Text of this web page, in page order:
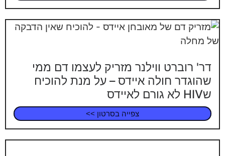
דר' רוברט ווילנר מזריק לעצמו דם ממי
שהוגדר חולה איידס – על מנת להוכיח
שHIV לא גורם לאיידס
צפייה בסרטון >>